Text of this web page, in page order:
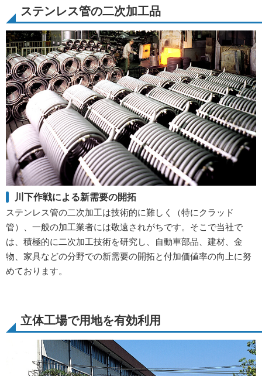
ステンレス管の二次加工品
川下作戦による新需要の開拓
ステンレス管の二次加工は技術的に難しく（特にクラッド
管）、一般の加工業者には敬遠されがちです。そこで当社で
は、積極的に二次加工技術を研究し、自動車部品、建材、金
物、家具などの分野での新需要の開拓と付加価値率の向上に努
めております。
立体工場で用地を有効利用